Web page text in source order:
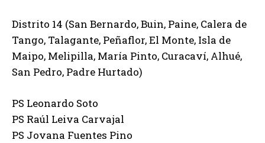
Distrito 14 (San Bernardo, Buin, Paine, Calera de
Tango, Talagante, Peñaflor, El Monte, Isla de
Maipo, Melipilla, María Pinto, Curacaví, Alhué,
San Pedro, Padre Hurtado)
PS Leonardo Soto
PS Raúl Leiva Carvajal
PS Jovana Fuentes Pino